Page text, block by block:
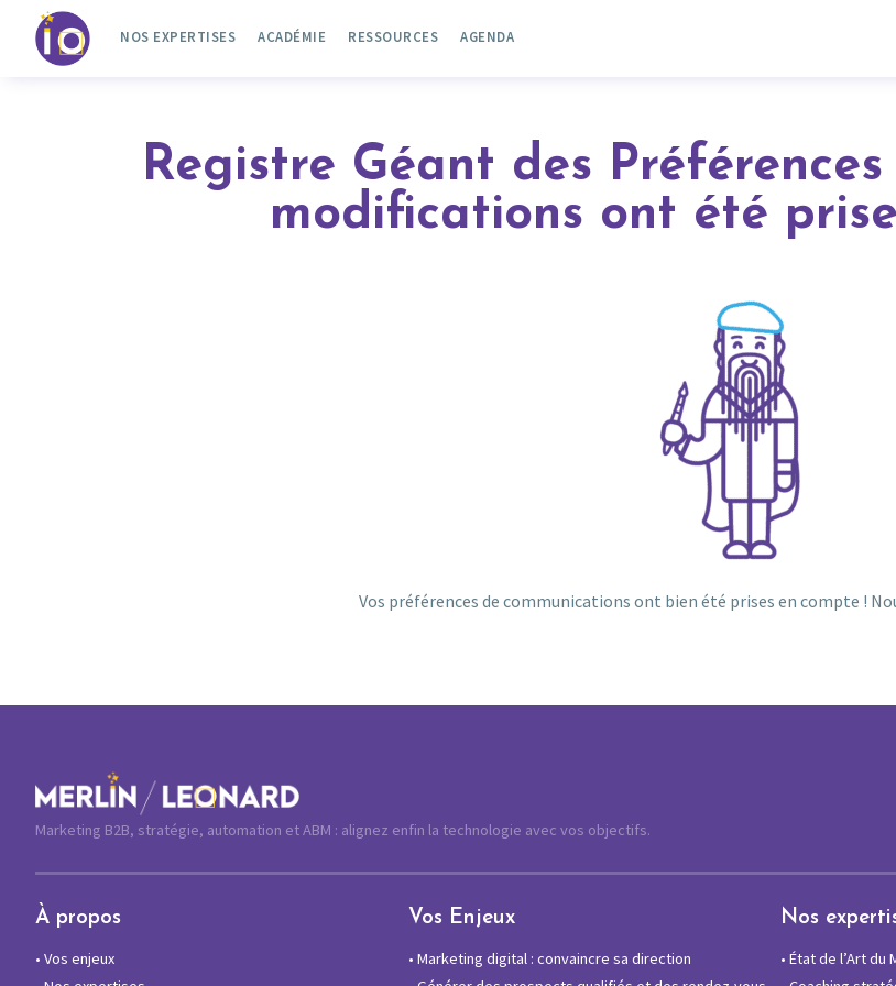
NOS EXPERTISES ACADÉMIE RESSOURCES AGENDA
Registre Géant des
modifications ont été
Vos préférences de communications ont bien été prises en compte !
Marketing B2B, stratégie, automation et ABM : alignez enfin la technologie avec vos objectifs.
À propos
• Vos enjeux
Vos Enjeux
• Marketing digital : convaincre sa direction
Nos
• État de l’Art du